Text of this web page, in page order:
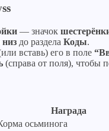
— значок
до раздела Коды.
вставь) его в поле
(справа от поля), чтобы
Награда
осьминога